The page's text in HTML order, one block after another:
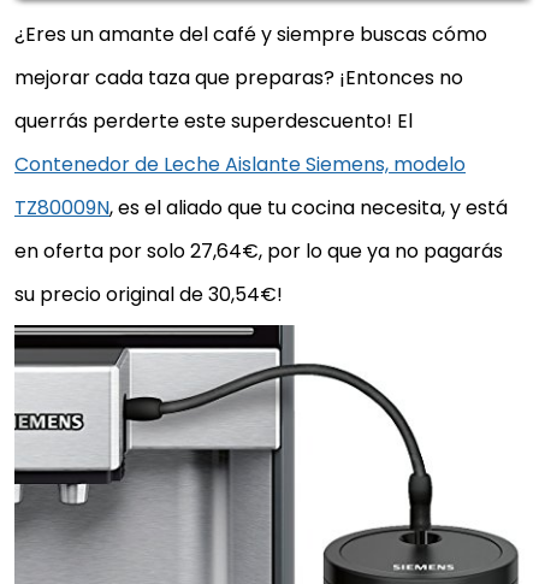
¿Eres un amante del café y siempre buscas cómo
mejorar cada taza que preparas? ¡Entonces no
querrás perderte este superdescuento! El
Contenedor de Leche Aislante Siemens, modelo
TZ80009N, es el aliado que tu cocina necesita, y está
en oferta por solo 27,64€, por lo que ya no pagarás
su precio original de 30,54€!